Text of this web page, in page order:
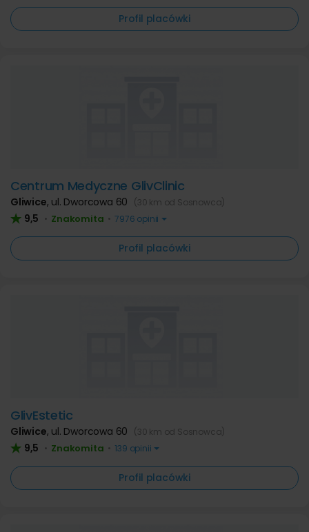
Profil placówki
Centrum Medyczne GlivClinic
Gliwice, ul. Dworcowa 60 (30 km od Sosnowca)
9,5 • Znakomita • 7976 opinii
Profil placówki
GlivEstetic
Gliwice, ul. Dworcowa 60 (30 km od Sosnowca)
9,5 • Znakomita • 139 opinii
Profil placówki